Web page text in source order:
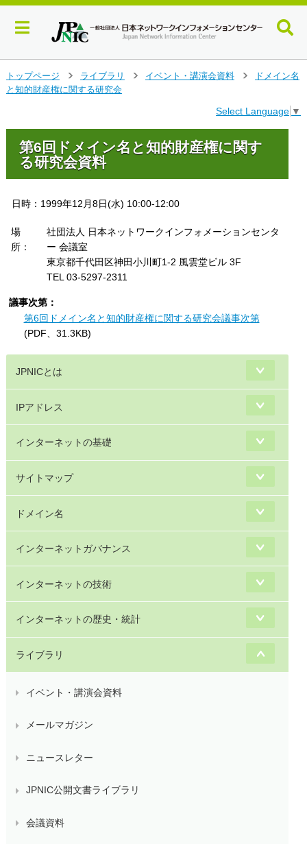
イ
ン
トップページ
>
ライブラリ
イベント・講演会資料
ドメイン名
と知的財産権に関する研究会
Select Language ▼
第6回ドメイン名と知的財産権に関す
る研究会資料
日時：1999年12月8日(水) 10:00-12:00
場
所：
社団法人 日本ネットワークインフォメーションセンタ
ー 会議室
東京都千代田区神田小川町1-2 風雲堂ビル 3F
TEL 03-5297-2311
議事次第：
第6回ドメイン名と知的財産権に関する研究会議事次第
(PDF、31.3KB)
JPNICとは
IPアドレス
インターネットの基礎
サイトマップ
ドメイン名
インターネットガバナンス
インターネットの技術
インターネットの歴史・統計
ライブラリ
イベント・講演会資料
メールマガジン
ニュースレター
JPNIC公開文書ライブラリ
会議資料